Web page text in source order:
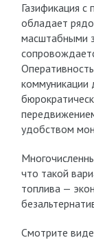
Газификация
обладает
масштабными
коммуникации
удобством
что такой
топлива —
Смотрите